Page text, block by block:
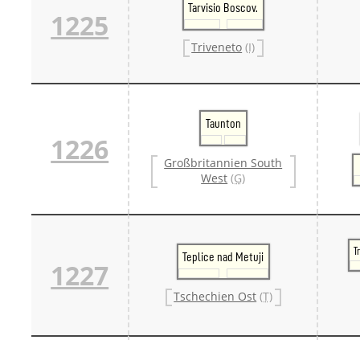
1225
Tarvisio Boscov.
Triveneto (I)
1226
Taunton
Großbritannien South
West (G)
1227
Teplice nad Metuji
Tschechien Ost (T)